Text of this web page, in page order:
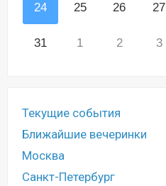
24 25 26 27
31 1 2 3
Текущие события
Ближайшие вечеринки
Москва
Санкт-Петербург